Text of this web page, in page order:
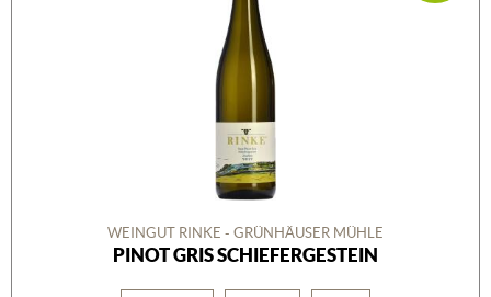
WEINGUT RINKE - GRÜNHÄUSER MÜHLE
PINOT GRIS SCHIEFERGESTEIN